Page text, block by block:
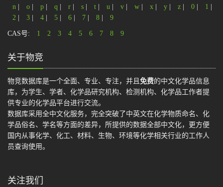
n
o p q r s t u v w x y z 0 1
2
3 4 5 6 7 8 9
CAS号: 1 2 3 4 5 6 7 8 9
关于物竞
物竞数据库是一个全面、专业、专注，并且 免费的中文化学品信息
库，为学生、学者、化学品研究机构、检测机构、化学品工作者提
供专业的化学品平台进行交流。
数据库采用全中文化服务，完全突破了中英文在化学物质命名、化
学品俗名、学名等方面的差异，所提供的数据全部中文化，更方便
国内从事化学、化工、材料、生物、环境等化学相关行业的工作人
员查询使用。
关注我们